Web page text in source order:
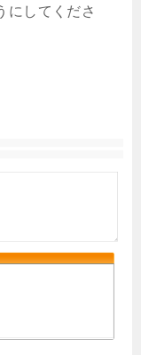
にしてくださ